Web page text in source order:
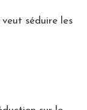
séduire les